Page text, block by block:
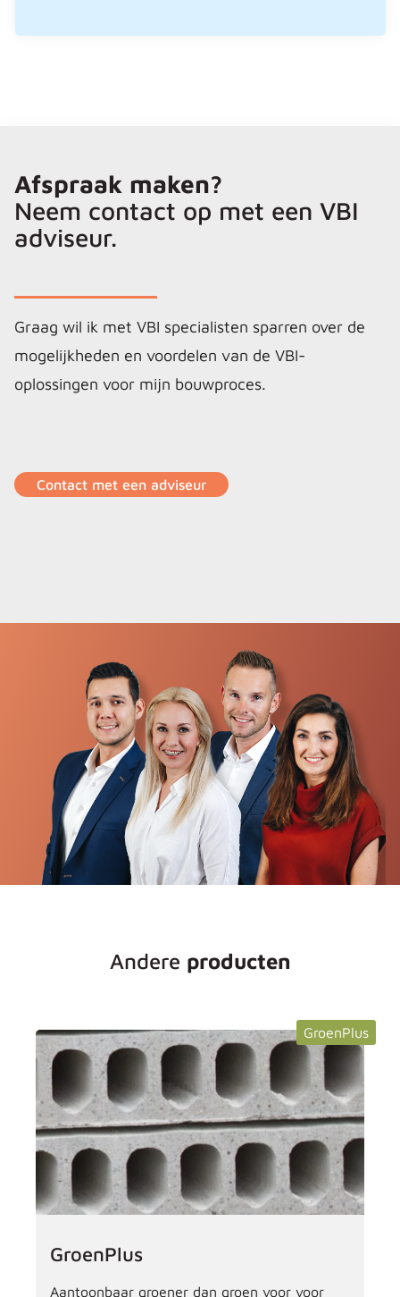
Afspraak maken?
Neem contact op met een VBI
adviseur.
Graag wil ik met VBI specialisten sparren over de
mogelijkheden en voordelen van de VBI-
oplossingen voor mijn bouwproces.
Contact met een adviseur
Andere producten
GroenPlus
GroenPlus
Aantoonbaar groener dan groen voor voor